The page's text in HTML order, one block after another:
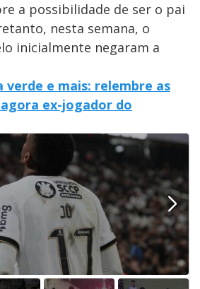
a possibilidade de ser o pai
nesta semana, o
inicialmente negaram a
verde e mais: relembre as
ex-jogador do